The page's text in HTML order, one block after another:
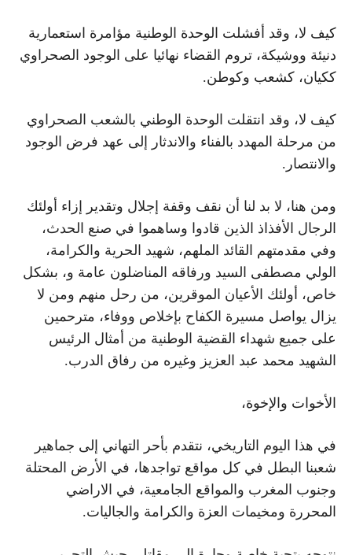
كيف لا، وقد أفشلت الوحدة الوطنية مؤامرة استعمارية
دنيئة ووشيكة، تروم القضاء نهائيا على الوجود الصحراوي
ككيان، كشعب وكوطن.
كيف لا، وقد انتقلت الوحدة الوطني بالشعب الصحراوي
من مرحلة المهدد بالفناء والاندثار إلى عهد فرض الوجود
والانتصار.
ومن هنا، لا بد لنا أن نقف وقفة إجلال وتقدير إزاء أولئك
الرجال الأفذاذ الذين قادوا وساهموا في صنع الحدث،
وفي مقدمتهم القائد الملهم، شهيد الحرية والكرامة،
الولي مصطفى السيد ورفاقه المناضلون عامة و، بشكل
خاص، أولئك الأعيان الموقرين، من رحل منهم ومن لا
يزال يواصل مسيرة الكفاح بإخلاص ووفاء، مترحمين
على جميع شهداء القضية الوطنية من أمثال الرئيس
الشهيد محمد عبد العزيز وغيره من رفاق الدرب.
الأخوات والإخوة،
في هذا اليوم التاريخي، نتقدم بأحر التهاني إلى جماهير
شعبنا البطل في كل مواقع تواجدها، في الأرض المحتلة
وجنوب المغرب والمواقع الجامعية، في الاراضي
المحررة ومخيمات العزة والكرامة والجاليات.